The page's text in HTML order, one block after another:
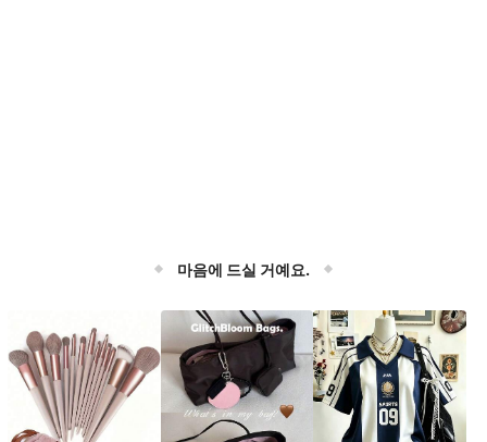
마음에 드실 거예요.